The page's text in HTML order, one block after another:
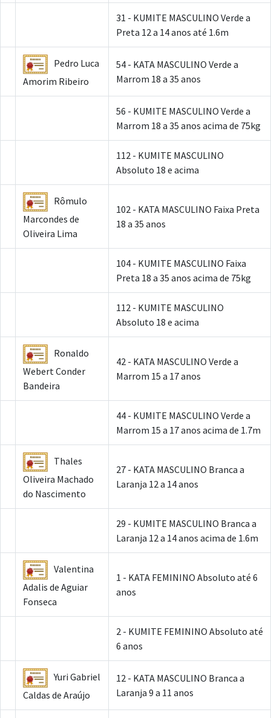
31 - KUMITE MASCULINO Verde a
Preta 12 a 14 anos até 1.6m
Pedro Luca
Amorim Ribeiro
54 - KATA MASCULINO Verde a
Marrom 18 a 35 anos
56 - KUMITE MASCULINO Verde a
Marrom 18 a 35 anos acima de 75kg
112 - KUMITE MASCULINO
Absoluto 18 e acima
Rômulo
Marcondes de
Oliveira Lima
102 - KATA MASCULINO Faixa Preta
18 a 35 anos
104 - KUMITE MASCULINO Faixa
Preta 18 a 35 anos acima de 75kg
112 - KUMITE MASCULINO
Absoluto 18 e acima
Ronaldo
Webert Conder
Bandeira
42 - KATA MASCULINO Verde a
Marrom 15 a 17 anos
44 - KUMITE MASCULINO Verde a
Marrom 15 a 17 anos acima de 1.7m
Thales
Oliveira Machado
do Nascimento
27 - KATA MASCULINO Branca a
Laranja 12 a 14 anos
29 - KUMITE MASCULINO Branca a
Laranja 12 a 14 anos acima de 1.6m
Valentina
Adalis de Aguiar
Fonseca
1 - KATA FEMININO Absoluto até 6
anos
2 - KUMITE FEMININO Absoluto até
6 anos
Yuri Gabriel
Caldas de Araújo
12 - KATA MASCULINO Branca a
Laranja 9 a 11 anos